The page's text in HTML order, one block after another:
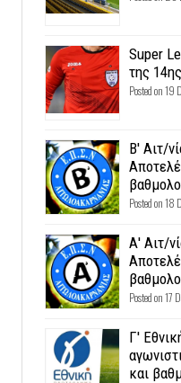
Super
της
Posted on
Β' Αιτ/
Posted on
Α' Αιτ/
Posted on 17
Γ'
και